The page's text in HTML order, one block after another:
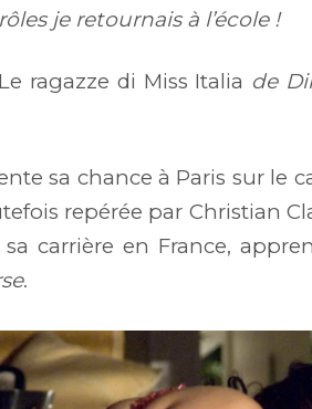
je retournais à l’école !
Le ragazze di Miss Italia de
sa chance à Paris sur le
repérée par Christian
carrière en France,
.